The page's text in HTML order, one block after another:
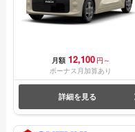
月額 12,100 円～
ボーナス月加算あり
詳細を見る